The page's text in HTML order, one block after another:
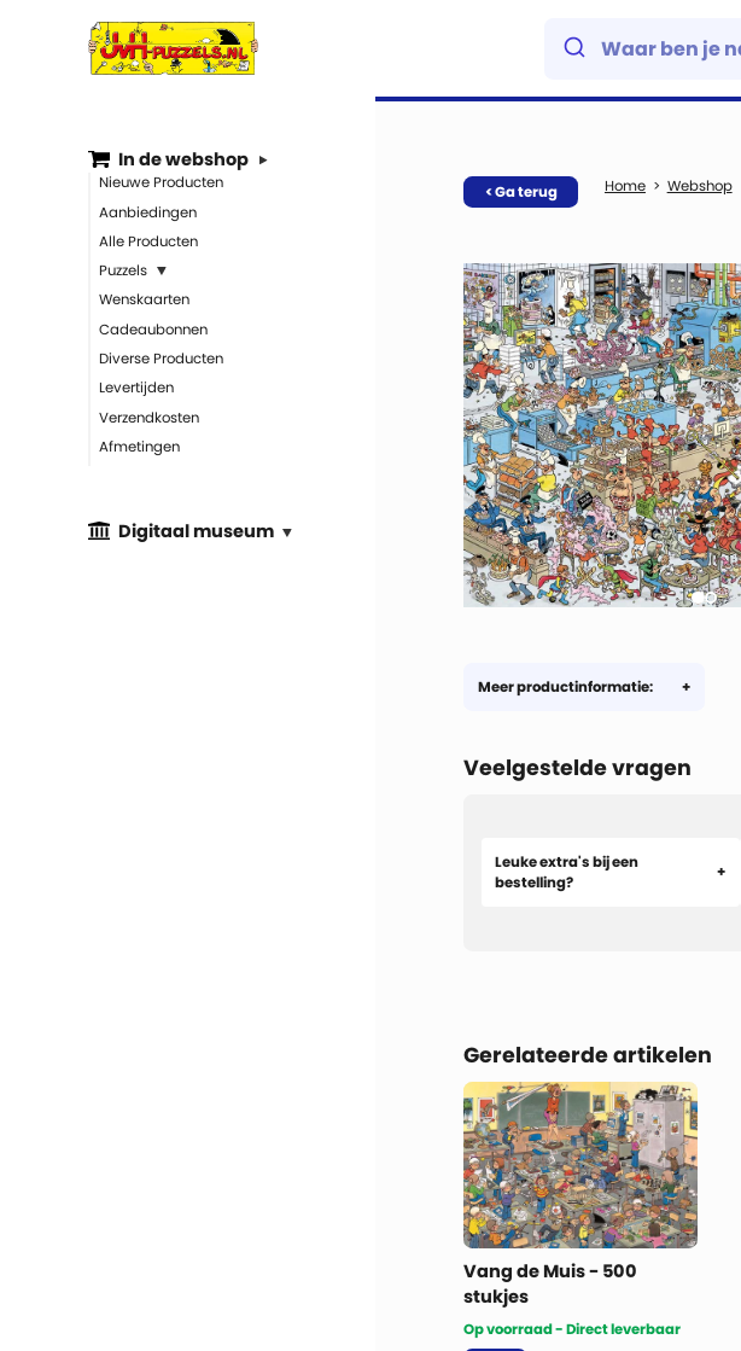
In de webshop
Nieuwe Producten
Aanbiedingen
Alle Producten
Puzzels
Wenskaarten
Cadeaubonnen
Diverse Producten
Levertijden
Verzendkosten
Afmetingen
Digitaal museum
< Ga terug Webshop
Meer productinformatie:
Veelgestelde vragen
Leuke extra's bij een
bestelling?
Gerelateerde artikelen
Vang de Muis - 500
stukjes
Op voorraad - Direct leverbaar